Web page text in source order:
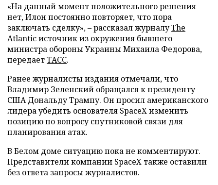
«На данный момент положительного решения
нет, Илон постоянно повторяет, что пора
заключать сделку», – рассказал журналуThe
Atlanticисточник из окружения бывшего
министра обороны Украины Михаила Федорова,
передаетТАСС.
Ранее журналисты издания отмечали, что
Владимир Зеленский обращался к президенту
США Дональду Трампу. Он просил американского
лидера убедить основателя SpaceX изменить
позицию по вопросу спутниковой связи для
планирования атак.
В Белом доме ситуацию пока не комментируют.
Представители компании SpaceX также оставили
без ответа запросы журналистов.